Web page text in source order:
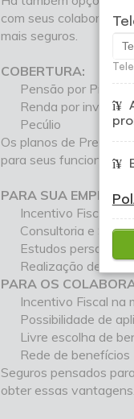
com seus
mais seguros.
COBERTURA:
Pensão por Prazo
Renda por invalidez
Pecúlio
Os planos de
para seus funcionários
PARA SUA EMPRESA:
Incentivo Fiscal
Consultoria e
Estudos
Realização de
PARA OS
Incentivo Fiscal na
Possibilidade de
Livre escolha de
Rede de benefícios
Seguros pensados
obter essas vantagens.